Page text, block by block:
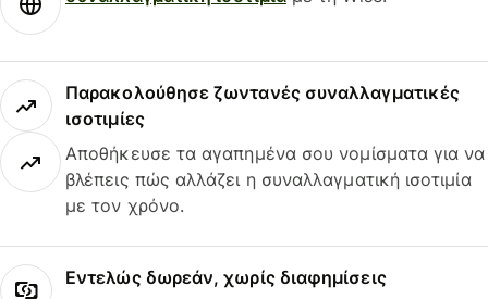
Παρακολούθησε ζωντανές συναλλαγματικές
ισοτιμίες
Αποθήκευσε τα αγαπημένα σου νομίσματα για να
βλέπεις πώς αλλάζει η συναλλαγματική ισοτιμία
με τον χρόνο.
Εντελώς δωρεάν, χωρίς διαφημίσεις